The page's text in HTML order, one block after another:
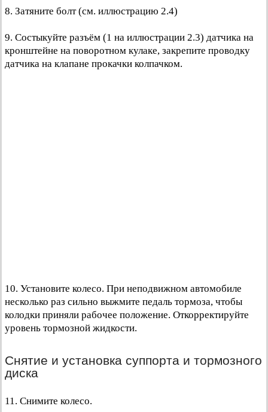
8. Затяните болт (см. иллюстрацию 2.4)
9. Состыкуйте разъём (1 на иллюстрации 2.3) датчика на
кронштейне на поворотном кулаке, закрепите проводку
датчика на клапане прокачки колпачком.
10. Установите колесо. При неподвижном автомобиле
несколько раз сильно выжмите педаль тормоза, чтобы
колодки приняли рабочее положение. Откорректируйте
уровень тормозной жидкости.
Снятие и установка суппорта и тормозного
диска
11. Снимите колесо.